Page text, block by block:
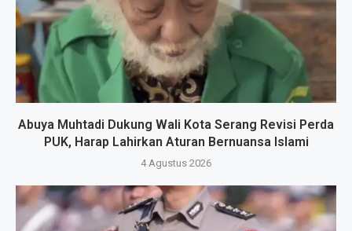
Abuya Muhtadi Dukung Wali Kota Serang Revisi Perda
PUK, Harap Lahirkan Aturan Bernuansa Islami
4 Agustus 2026